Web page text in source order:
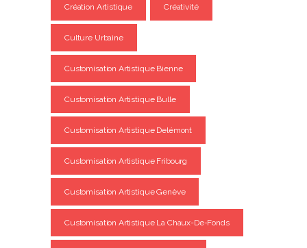
Création Artistique Créativité
Culture Urbaine
Customisation Artistique Bienne
Customisation Artistique Bulle
Customisation Artistique Delémont
Customisation Artistique Fribourg
Customisation Artistique Genève
Customisation Artistique La Chaux-De-Fonds